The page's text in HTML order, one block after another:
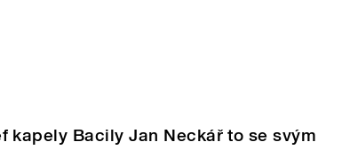
kapely Bacily Jan Neckář to se svým